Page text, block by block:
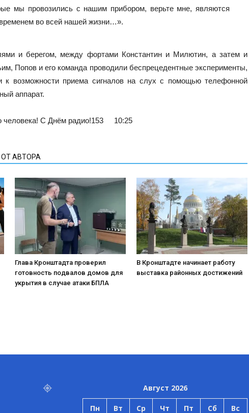
мы провозились с нашим прибором, верьте мне, являются
во всей нашей жизни…».
и берегом, между фортами Константин и Милютин, а затем и
Попов и его команда проводили беспрецедентные эксперименты,
к возможности приема сигналов на слух с помощью телефонной
аппарат.
человека! С Днём радио!153 10:25
АВТОРА
Глава Кронштадта проверил
готовность подвалов домов для
укрытия в случае атаки БПЛА
В Кронштадте начинает работу
выставка районных достижений
Август 2026
Пн Вт Ср Чт Пт Сб Вс